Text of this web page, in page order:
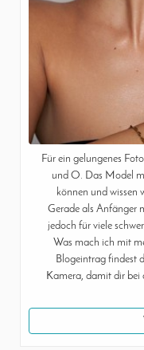
Für ein gelungenes
und O. Das Model
können und wissen
Gerade als Anfänger
jedoch für viele
Was mach ich mit
Blogeintrag findest
Kamera, damit dir bei